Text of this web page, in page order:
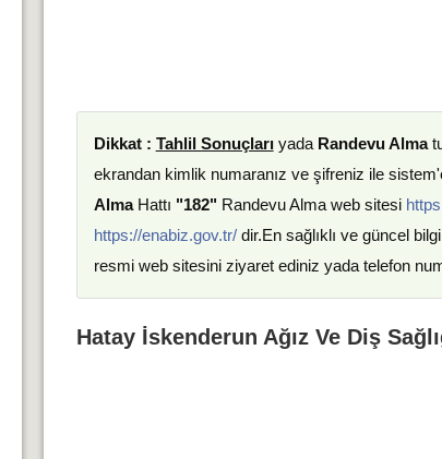
Dikkat : Tahlil Sonuçlarıyada Randevu Alma
ekrandan kimlik numaranız ve şifreniz ile
AlmaHattı "182" Randevu Alma web sitesi
https://enabiz.gov.tr/dir.En sağlıklı ve güncel
resmi web sitesini ziyaret ediniz yada telefon
Hatay İskenderun Ağız Ve Diş